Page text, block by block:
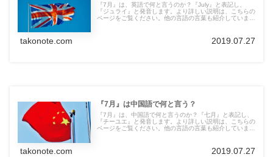
『7月』は、英語で何と言うのか？『July』と表記し、
『ジュライ』と発音します。より詳しい説明は、こちらの
ページをご覧ください。他の言語の言葉も紹介していま
takonote.com 2019.07.27
『7月』は中国語で何と言う？
『7月』は、中国語で何と言うのか？『七月』と表記し、
『チーユエ』と発音します。より詳しい説明は、こちらの
ページをご覧ください。他の言語の言葉も紹介していま
takonote.com 2019.07.27